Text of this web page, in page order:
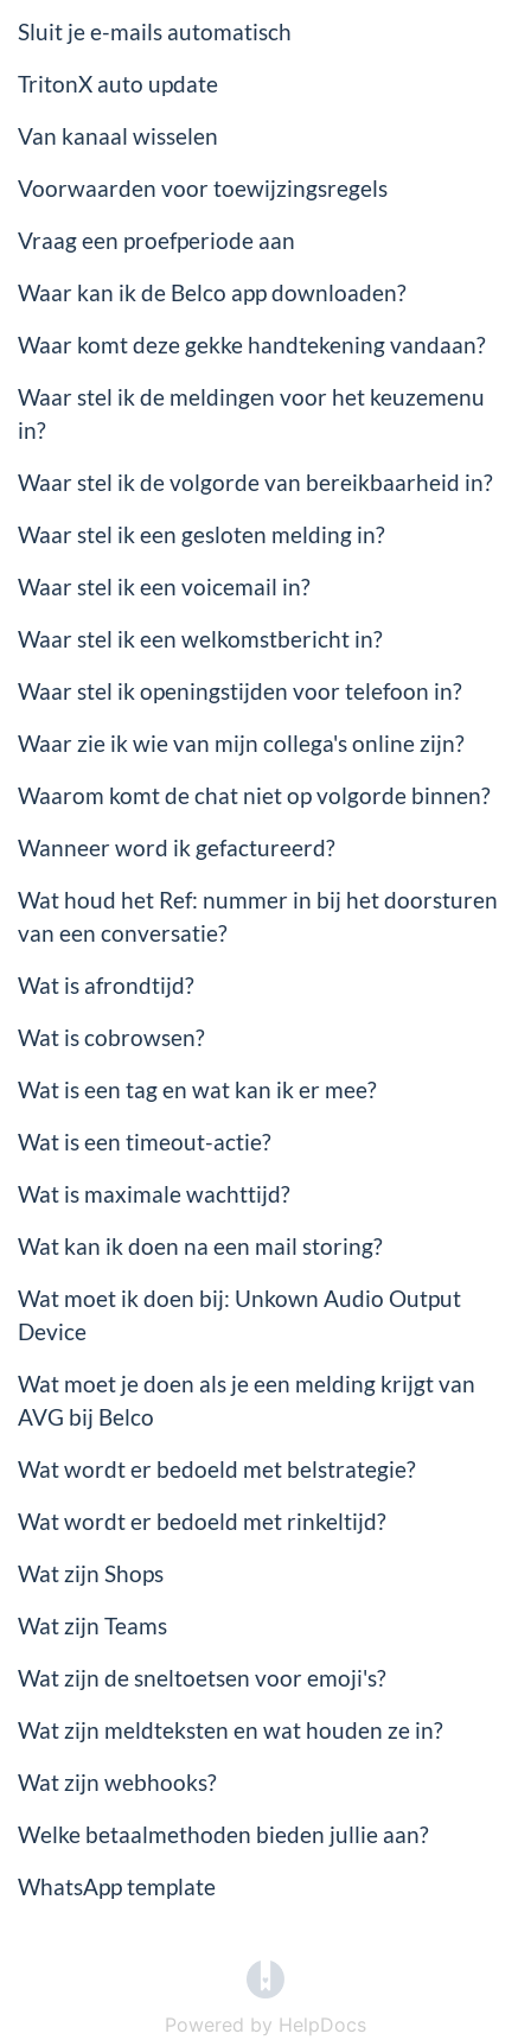
Sluit je e-mails automatisch
TritonX auto update
Van kanaal wisselen
Voorwaarden voor toewijzingsregels
Vraag een proefperiode aan
Waar kan ik de Belco app downloaden?
Waar komt deze gekke handtekening vandaan?
Waar stel ik de meldingen voor het keuzemenu
in?
Waar stel ik de volgorde van bereikbaarheid in?
Waar stel ik een gesloten melding in?
Waar stel ik een voicemail in?
Waar stel ik een welkomstbericht in?
Waar stel ik openingstijden voor telefoon in?
Waar zie ik wie van mijn collega's online zijn?
Waarom komt de chat niet op volgorde binnen?
Wanneer word ik gefactureerd?
Wat houd het Ref: nummer in bij het doorsturen
van een conversatie?
Wat is afrondtijd?
Wat is cobrowsen?
Wat is een tag en wat kan ik er mee?
Wat is een timeout-actie?
Wat is maximale wachttijd?
Wat kan ik doen na een mail storing?
Wat moet ik doen bij: Unkown Audio Output
Device
Wat moet je doen als je een melding krijgt van
AVG bij Belco
Wat wordt er bedoeld met belstrategie?
Wat wordt er bedoeld met rinkeltijd?
Wat zijn Shops
Wat zijn Teams
Wat zijn de sneltoetsen voor emoji's?
Wat zijn meldteksten en wat houden ze in?
Wat zijn webhooks?
Welke betaalmethoden bieden jullie aan?
WhatsApp template
Powered by HelpDocs